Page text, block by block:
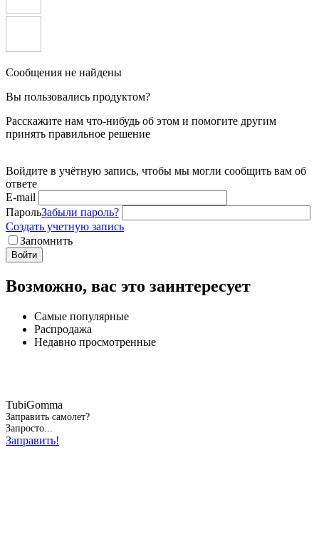
Сообщения не найдены
Вы пользовались продуктом?
Расскажите нам что-нибудь об этом и помогите другим
принять правильное решение
Войдите в учётную запись, чтобы мы могли сообщить вам об
ответе
E-mail
ПарольЗабыли пароль?
Создать учетную запись
Запомнить
Войти
Возможно, вас это заинтересует
Самые популярные
Распродажа
Недавно просмотренные
TubiGomma
Заправить самолет?
Запросто...
Заправить!